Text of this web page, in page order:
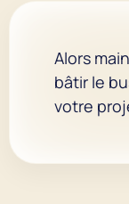
Alors
bâtir le
votre